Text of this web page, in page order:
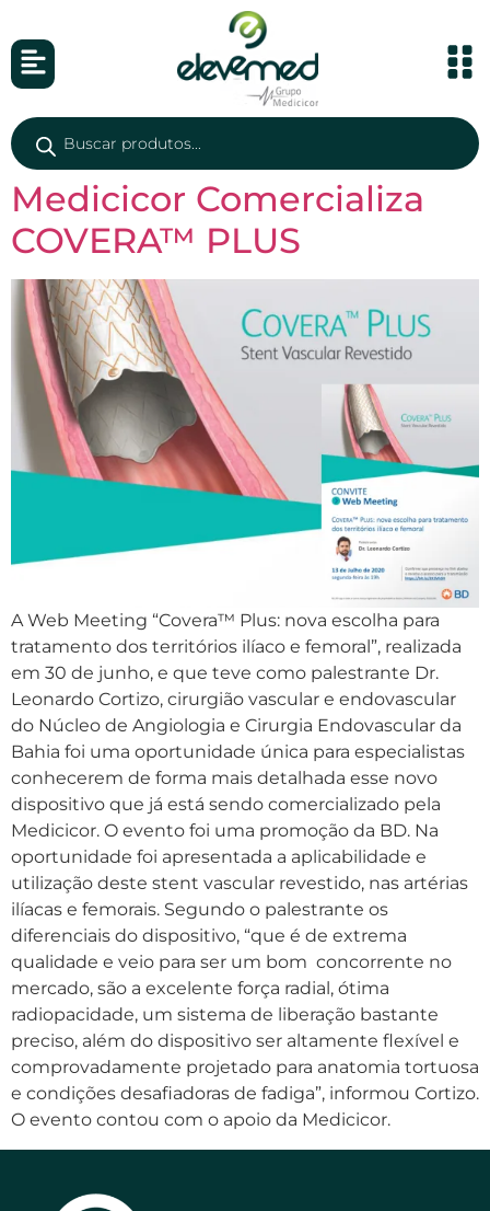
Medicicor Comercializa
COVERA™ PLUS
A Web Meeting “Covera™ Plus: nova escolha para
tratamento dos territórios ilíaco e femoral”, realizada
em 30 de junho, e que teve como palestrante Dr.
Leonardo Cortizo, cirurgião vascular e endovascular
do Núcleo de Angiologia e Cirurgia Endovascular da
Bahia foi uma oportunidade única para especialistas
conhecerem de forma mais detalhada esse novo
dispositivo que já está sendo comercializado pela
Medicicor. O evento foi uma promoção da BD. Na
oportunidade foi apresentada a aplicabilidade e
utilização deste stent vascular revestido, nas artérias
ilíacas e femorais. Segundo o palestrante os
diferenciais do dispositivo, “que é de extrema
qualidade e veio para ser um bom concorrente no
mercado, são a excelente força radial, ótima
radiopacidade, um sistema de liberação bastante
preciso, além do dispositivo ser altamente flexível e
comprovadamente projetado para anatomia tortuosa
e condições desafiadoras de fadiga”, informou Cortizo.
O evento contou com o apoio da Medicicor.